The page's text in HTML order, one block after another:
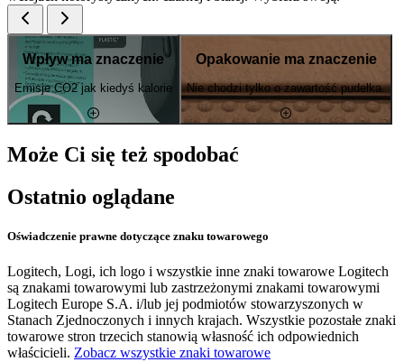
Wpływ ma znaczenie
Emisje CO2 jak kiedyś kalorie
Opakowanie ma znaczenie
Nie chodzi tylko o zawartość pudełka.
Może Ci się też spodobać
Ostatnio oglądane
Oświadczenie prawne dotyczące znaku towarowego
Logitech, Logi, ich logo i wszystkie inne znaki towarowe Logitech
są znakami towarowymi lub zastrzeżonymi znakami towarowymi
Logitech Europe S.A. i/lub jej podmiotów stowarzyszonych w
Stanach Zjednoczonych i innych krajach. Wszystkie pozostałe znaki
towarowe stron trzecich stanowią własność ich odpowiednich
właścicieli. Zobacz wszystkie znaki towarowe